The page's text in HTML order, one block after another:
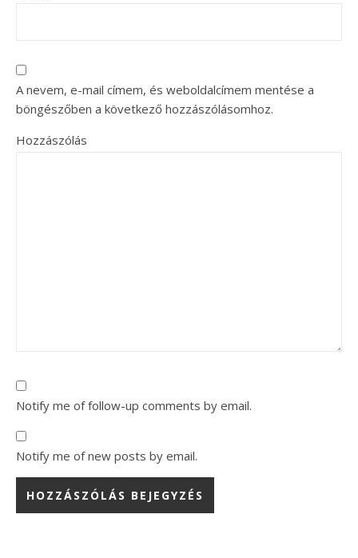
A nevem, e-mail címem, és weboldalcímem mentése a
böngészőben a következő hozzászólásomhoz.
Hozzászólás
Notify me of follow-up comments by email.
Notify me of new posts by email.